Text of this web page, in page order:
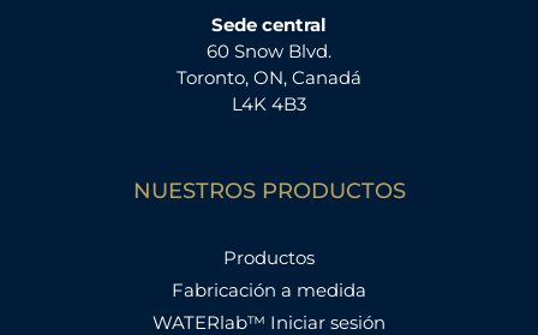
Sede central
60 Snow Blvd.
Toronto, ON, Canadá
L4K 4B3
NUESTROS PRODUCTOS
Productos
Fabricación a medida
WATERlab™ Iniciar sesión